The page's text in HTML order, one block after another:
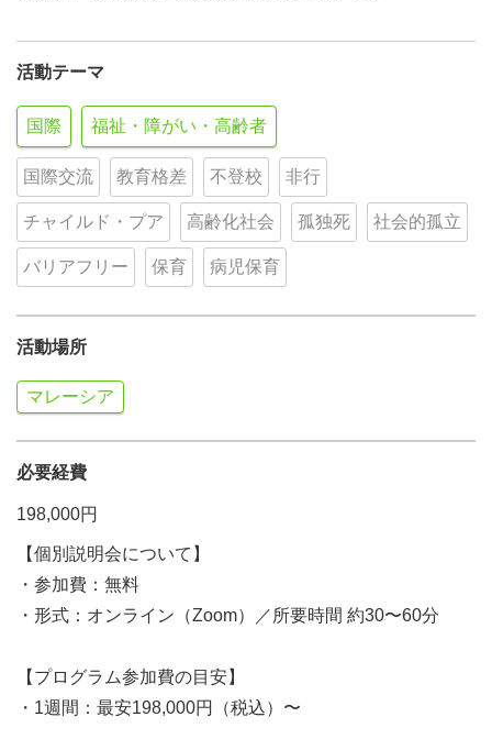
活動テーマ
国際 福祉・障がい・高齢者
国際交流 教育格差 不登校 非行
チャイルド・プア 高齢化社会 孤独死 社会的孤立
バリアフリー 保育 病児保育
活動場所
マレーシア
必要経費
198,000円
【個別説明会について】
・参加費：無料
・形式：オンライン（Zoom）／所要時間 約30〜60分
【プログラム参加費の目安】
・1週間：最安198,000円（税込）〜